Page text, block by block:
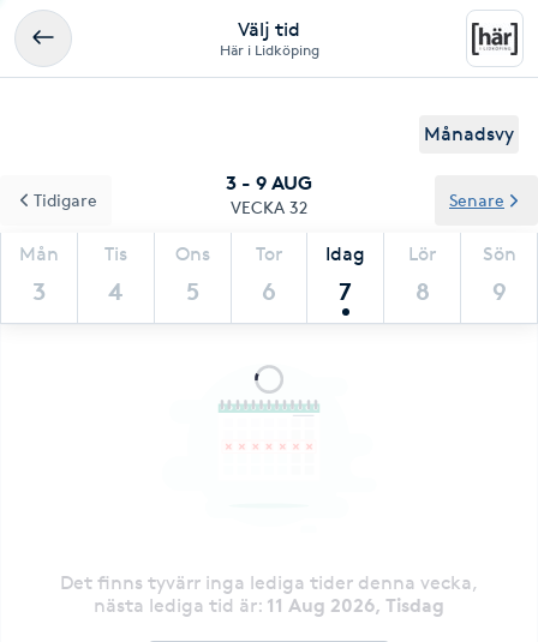
Välj tid
Här i Lidköping
Månadsvy
3 - 9 AUG
VECKA 32
Mån
3
Tis
4
Ons
5
Tor
6
Idag
7
Lör
8
Sön
9
Tidigare Senare
Det finns tyvärr inga lediga tider denna vecka,
nästa lediga tid är: 11 Aug 2026, Tisdag